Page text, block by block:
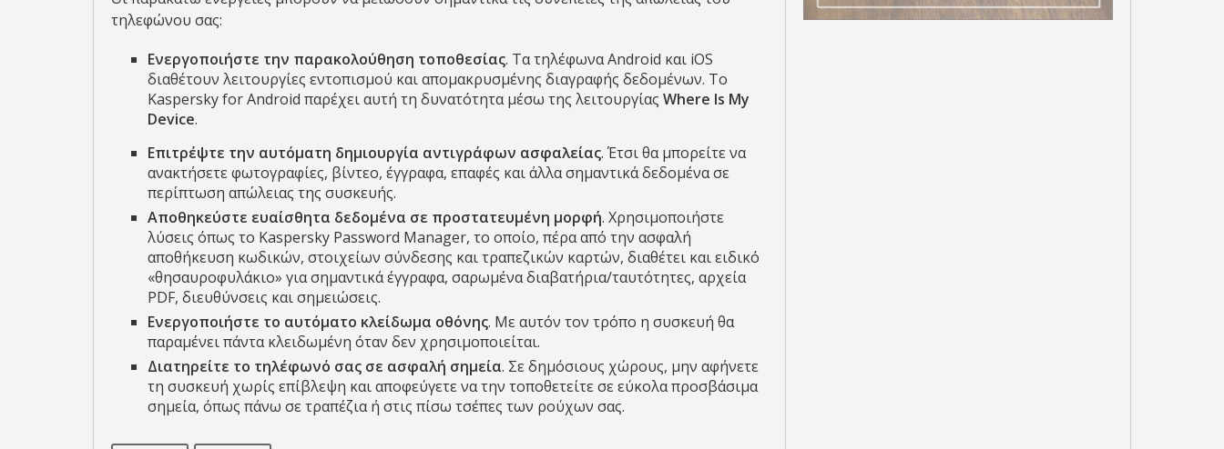
τηλεφώνου σας:
Ενεργοποιήστε την παρακολούθηση τοποθεσίας. Τα τηλέφωνα Android και iOS
διαθέτουν λειτουργίες εντοπισμού και απομακρυσμένης διαγραφής δεδομένων. Το
Kaspersky for Android παρέχει αυτή τη δυνατότητα μέσω της λειτουργίας Where Is My
Device.
Επιτρέψτε την αυτόματη δημιουργία αντιγράφων ασφαλείας. Έτσι θα μπορείτε να
ανακτήσετε φωτογραφίες, βίντεο, έγγραφα, επαφές και άλλα σημαντικά δεδομένα σε
περίπτωση απώλειας της συσκευής.
Αποθηκεύστε ευαίσθητα δεδομένα σε προστατευμένη μορφή. Χρησιμοποιήστε
λύσεις όπως το Kaspersky Password Manager, το οποίο, πέρα από την ασφαλή
αποθήκευση κωδικών, στοιχείων σύνδεσης και τραπεζικών καρτών, διαθέτει και ειδικό
«θησαυροφυλάκιο» για σημαντικά έγγραφα, σαρωμένα διαβατήρια/ταυτότητες, αρχεία
PDF, διευθύνσεις και σημειώσεις.
Ενεργοποιήστε το αυτόματο κλείδωμα οθόνης. Με αυτόν τον τρόπο η συσκευή θα
παραμένει πάντα κλειδωμένη όταν δεν χρησιμοποιείται.
Διατηρείτε το τηλέφωνό σας σε ασφαλή σημεία. Σε δημόσιους χώρους, μην αφήνετε
τη συσκευή χωρίς επίβλεψη και αποφεύγετε να την τοποθετείτε σε εύκολα προσβάσιμα
σημεία, όπως πάνω σε τραπέζια ή στις πίσω τσέπες των ρούχων σας.